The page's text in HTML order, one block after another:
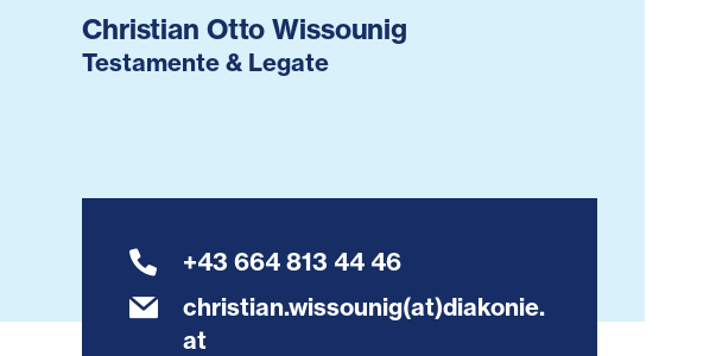
Christian Otto Wissounig
Testamente & Legate
+43 664 813 44 46
christian.wissounig(at)diakonie.
at